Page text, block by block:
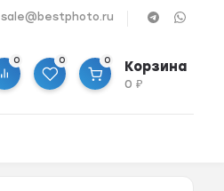
sale@bestphoto.ru
0 0 0 Корзина
0₽